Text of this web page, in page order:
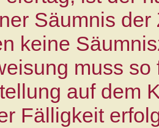
Säumnis
keine
muss
auf dem
Fälligkeit